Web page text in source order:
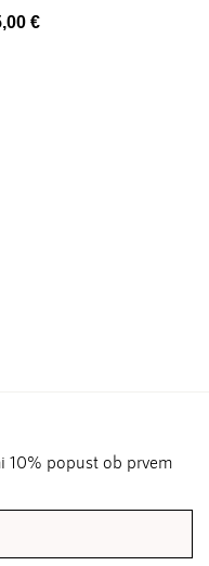
€
10% popust ob prvem